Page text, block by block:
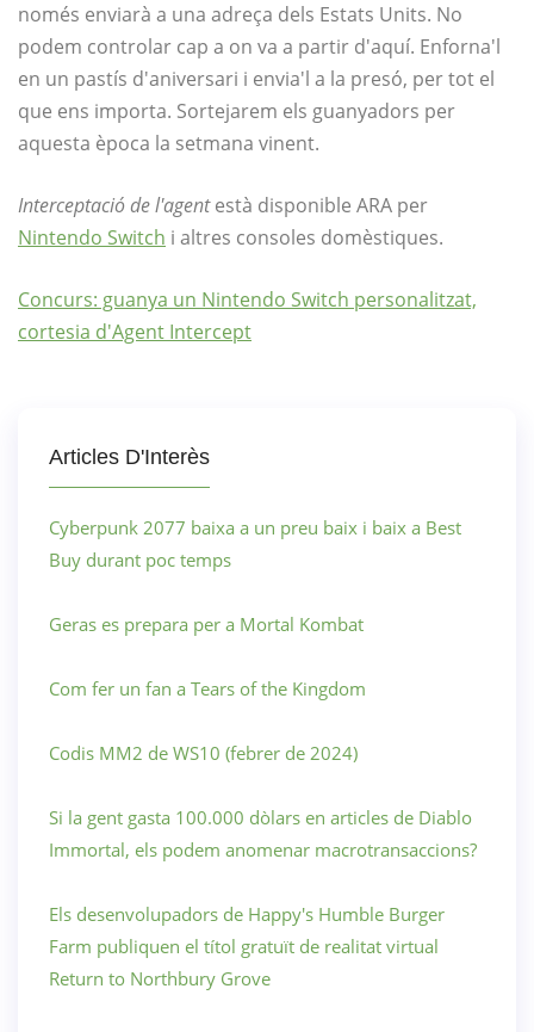
només enviarà a una adreça dels Estats Units. No
podem controlar cap a on va a partir d'aquí. Enforna'l
en un pastís d'aniversari i envia'l a la presó, per tot el
que ens importa. Sortejarem els guanyadors per
aquesta època la setmana vinent.
Interceptació de l'agentestà disponible ARA per
Nintendo Switch i altres consoles domèstiques.
Concurs: guanya un Nintendo Switch personalitzat,
cortesia d'Agent Intercept
Articles D'Interès
Cyberpunk 2077 baixa a un preu baix i baix a Best
Buy durant poc temps
Geras es prepara per a Mortal Kombat
Com fer un fan a Tears of the Kingdom
Codis MM2 de WS10 (febrer de 2024)
Si la gent gasta 100.000 dòlars en articles de Diablo
Immortal, els podem anomenar macrotransaccions?
Els desenvolupadors de Happy's Humble Burger
Farm publiquen el títol gratuït de realitat virtual
Return to Northbury Grove